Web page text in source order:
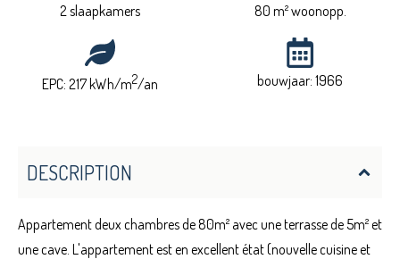
2 slaapkamers 80 m² woonopp.
EPC: 217 kWh/m2/an bouwjaar: 1966
DESCRIPTION
Appartement deux chambres de 80m² avec une terrasse de 5m² et
une cave. L'appartement est en excellent état (nouvelle cuisine et